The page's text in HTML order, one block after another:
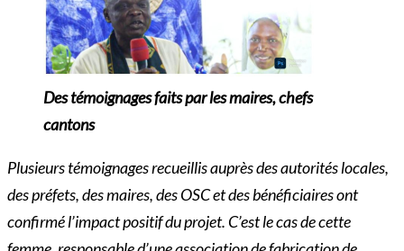
Des témoignages faits par les maires, chefs
cantons
Plusieurs témoignages recueillis auprès des autorités locales,
des préfets, des maires, des OSC et des bénéficiaires ont
confirmé l’impact positif du projet. C’est le cas de cette